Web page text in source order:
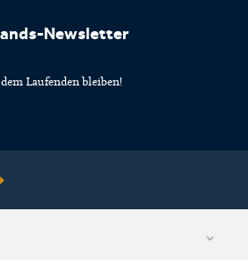
Newsletter
Laufenden bleiben!